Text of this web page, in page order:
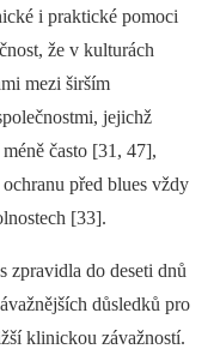
i praktické pomoci
že v kulturách
mezi širším
jejichž
často [31, 47],
před blues vždy
[33].
zpravidla do deseti dnů
důsledků pro
klinickou závažností.